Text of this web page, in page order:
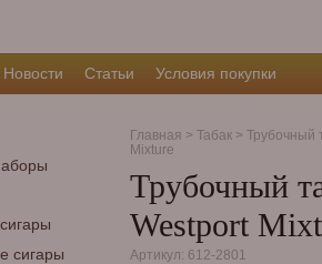
Новости Статьи Условия покупки
сигары
Главная > Табак > Трубочный
Mixture
Трубочный
Westport
Артикул: 612-2801